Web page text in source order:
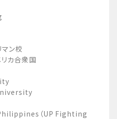
マン校
リカ合衆国
（UP Fighting